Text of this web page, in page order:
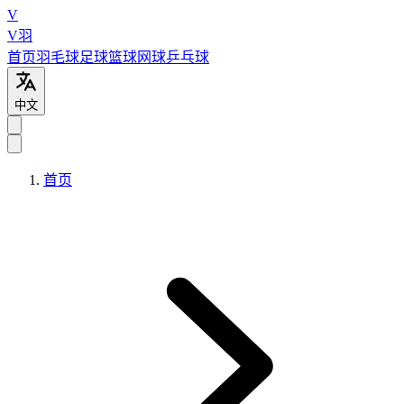
V
V羽
首页羽毛球足球篮球网球乒乓球
中文
首页